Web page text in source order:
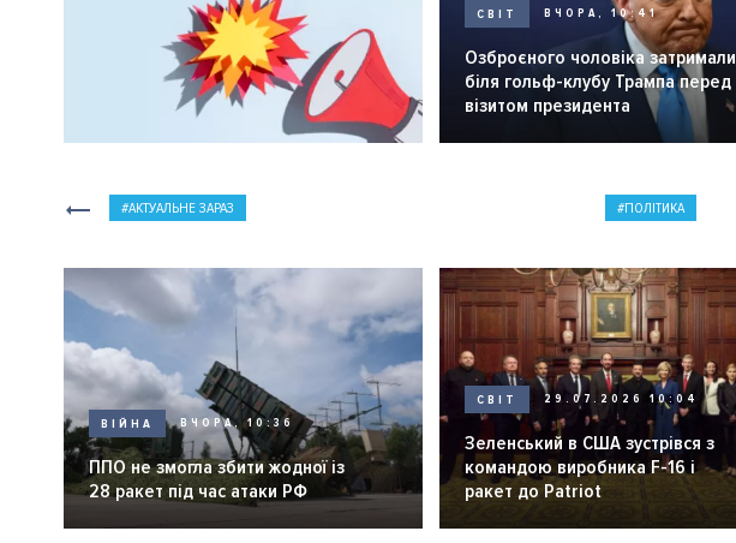
СВІТ ВЧОРА, 10:41
Озброєного чоловіка затримали
біля гольф-клубу Трампа перед
візитом президента
АКТУАЛЬНЕ ЗАРАЗ ПОЛІТИКА
ВІЙНА ВЧОРА, 10:36
ППО не змогла збити жодної із
28 ракет під час атаки РФ
СВІТ 29.07.2026 10:04
Зеленський в США зустрівся з
командою виробника F-16 і
ракет до Patriot